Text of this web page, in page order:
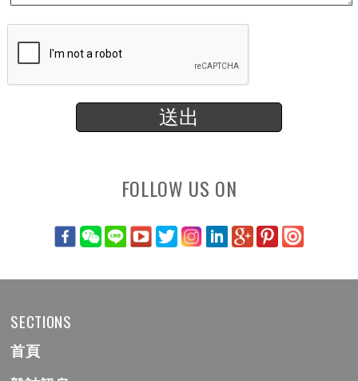
FOLLOW US ON
SECTIONS
首頁